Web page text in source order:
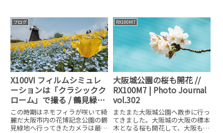
ブログ
X100VI フィルムシミュレ
ーションは「クラシックク
ローム」で撮る / 鶴見緑地
のネモフィラが綺麗だった
この時期はネモフィラが咲いて綺
麗だ大阪市内の花博記念公園の鶴
見緑地へ行ってきたカメラは最近
RX100M7
大阪城公園の桜も開花 //
RX100M7 | Photo Journal
vol.302
またまた大阪城公園へ散歩に行っ
てきました。大阪城の大阪の標本
木となる桜も開花して、大阪も23